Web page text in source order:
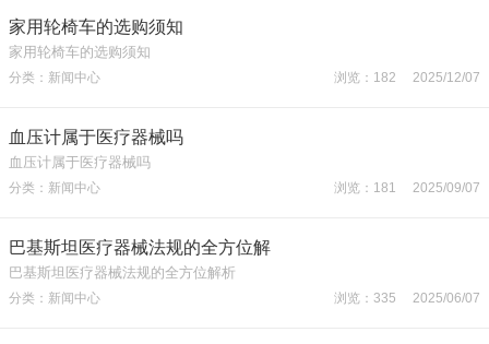
家用轮椅车的选购须知
家用轮椅车的选购须知
分类：新闻中心 浏览：182 2025/12/07
血压计属于医疗器械吗
血压计属于医疗器械吗
分类：新闻中心 浏览：181 2025/09/07
巴基斯坦医疗器械法规的全方位解
巴基斯坦医疗器械法规的全方位解析
分类：新闻中心 浏览：335 2025/06/07